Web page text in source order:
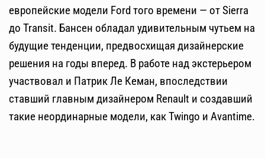
европейские модели Ford того времени — от Sierra
до Transit. Бансен обладал удивительным чутьем на
будущие тенденции, предвосхищая дизайнерские
решения на годы вперед. В работе над экстерьером
участвовал и Патрик Ле Кеман, впоследствии
ставший главным дизайнером Renault и создавший
такие неординарные модели, как Twingo и Avantime.